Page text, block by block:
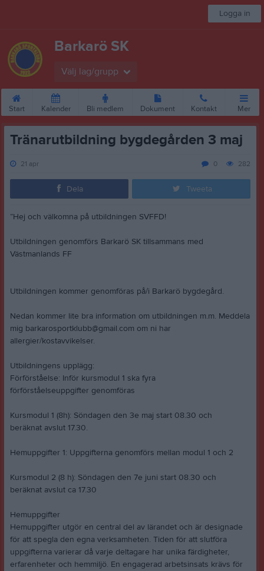
Logga in
Barkarö SK
Välj lag/grupp
Start Kalender Bli medlem Dokument Kontakt Mer
Tränarutbildning bygdegården 3 maj
21 apr 282
0
Dela Tweeta
”Hej och välkomna på utbildningen SVFFD!
Utbildningen genomförs Barkarö SK tillsammans med
Västmanlands FF
Utbildningen kommer genomföras på/i Barkarö bygdegård.
Nedan kommer lite bra information om utbildningen m.m. Meddela
mig barkarosportklubb@gmail.com om ni har
allergier/kostavvikelser.
Utbildningens upplägg:
Förförståelse: Inför kursmodul 1 ska fyra
förförståelseuppgifter genomföras
Kursmodul 1 (8h): Söndagen den 3e maj start 08.30 och
beräknat avslut 17.30.
Hemuppgifter 1: Uppgifterna genomförs mellan modul 1 och 2
Kursmodul 2 (8 h): Söndagen den 7e juni start 08.30 och
beräknat avslut ca 17.30
Hemuppgifter
Hemuppgifter utgör en central del av lärandet och är designade
för att spegla den egna verksamheten. Tiden för att slutföra
uppgifterna varierar då varje deltagare har unika färdigheter,
erfarenheter och hemmiljö. En engagerad arbetsinsats krävs för